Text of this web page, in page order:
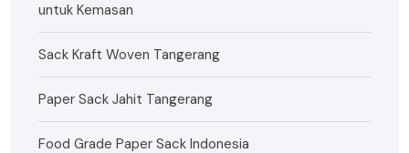
untuk Kemasan
Sack Kraft Woven Tangerang
Paper Sack Jahit Tangerang
Food Grade Paper Sack Indonesia